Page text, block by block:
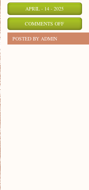
APRIL - 14 - 2025
COMMENTS OFFON
POSTED BY ADMIN